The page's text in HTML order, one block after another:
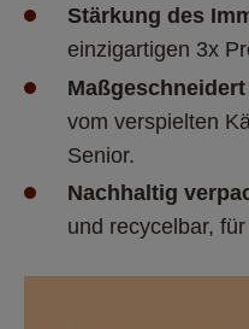
Stärkung des
einzigartigen 3x
vom verspielten
Senior.
Nachhaltig
und recycelbar,